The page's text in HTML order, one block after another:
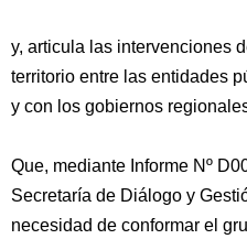
y, articula las intervenciones
territorio entre las entidades
y con los gobiernos
Que, mediante Informe Nº
Secretaría de Diálogo y
necesidad de conformar el